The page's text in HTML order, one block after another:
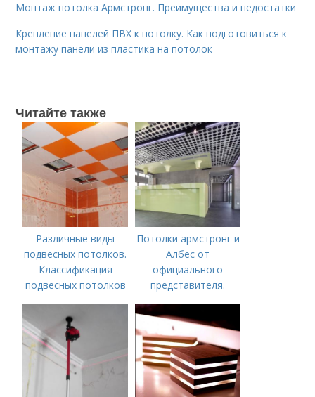
Монтаж потолка Армстронг. Преимущества и недостатки
Крепление панелей ПВХ к потолку. Как подготовиться к
монтажу панели из пластика на потолок
Читайте также
Различные виды
подвесных потолков.
Классификация
подвесных потолков
Потолки армстронг и
Албес от
официального
представителя.
«Потолки Армстронг»
- гарантия надежных
и качественных
подвесных систем.